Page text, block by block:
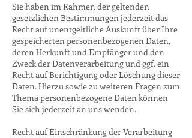
Sie haben im Rahmen der geltenden
gesetzlichen Bestimmungen jederzeit das
Recht auf unentgeltliche Auskunft über Ihre
gespeicherten personenbezogenen Daten,
deren Herkunft und Empfänger und den
Zweck der Datenverarbeitung und ggf. ein
Recht auf Berichtigung oder Löschung dieser
Daten. Hierzu sowie zu weiteren Fragen zum
Thema personenbezogene Daten können
Sie sich jederzeit an uns wenden.
Recht auf Einschränkung der Verarbeitung